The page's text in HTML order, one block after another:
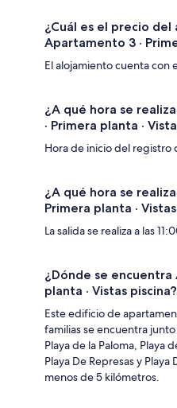
¿Cuál es el precio
Apartamento 3 ·
El alojamiento cuenta con
¿A qué hora se
· Primera planta ·
Hora de inicio del registro
¿A qué hora se
Primera planta ·
La salida se realiza a las
¿Dónde se encuentra
planta · Vistas piscina?
Este edificio de
familias se encuentra
Playa de la Paloma, Playa
Playa De Represas y
menos de 5 kilómetros.